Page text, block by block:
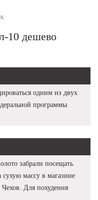
10 дешево
одним из двух
программы
забрали посещать
массу в магазине
Для похудения